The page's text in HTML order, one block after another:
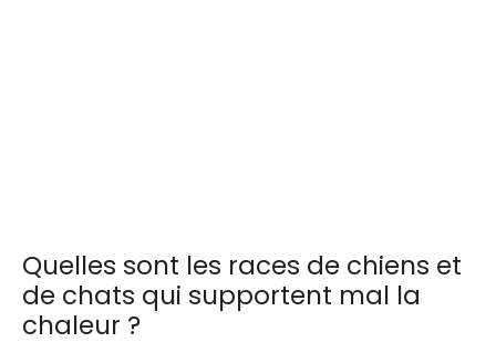
Quelles sont les races de chiens et
de chats qui supportent mal la
chaleur ?